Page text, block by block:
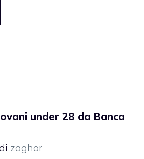
under 28 da Banca
zaghor